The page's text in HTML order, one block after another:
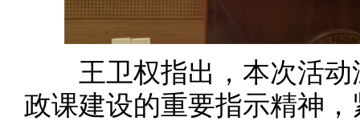
王卫权指出，本次活动
政课建设的重要指示精神